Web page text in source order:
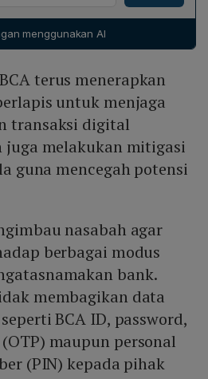
menyebut ada kelompok
database nasabah
menggunakan AI
terus menerapkan
untuk menjaga
transaksi digital
juga melakukan mitigasi
guna mencegah potensi
nasabah agar
berbagai modus
bank.
membagikan data
BCA ID, password,
maupun personal
(PIN) kepada pihak